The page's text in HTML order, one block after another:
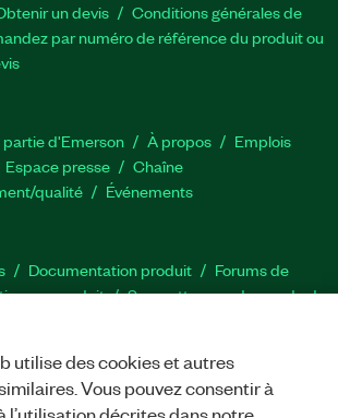
un devis
Conditions générales de
par numéro de référence du produit ou
d'Emerson À propos
Emplois
Espace presse
Chaîne
qualité
Événements
Documentation produit
Forums de
un produit
Soumettre une demande de
TwitterYouTube
utilise des cookies et autres
Vous pouvez consentir à